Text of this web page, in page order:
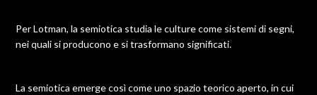
Per Lotman, la semiotica studia le culture come sistemi di segni,
nei quali si producono e si trasformano significati.
La semiotica emerge così come uno spazio teorico aperto, in cui